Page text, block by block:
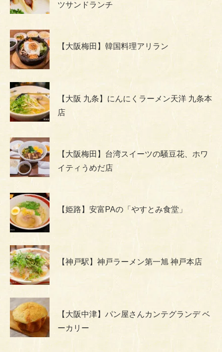
ツサンドランチ
【大阪梅田】韓国料理アリラン
【大阪 九条】にんにくラーメン天洋 九条本
店
【大阪梅田】台湾スイーツの騒豆花、ホワ
イティうめだ店
【姫路】安富PAの「やすとみ食堂」
【神戸駅】神戸ラーメン第一旭 神戸本店
【大阪中津】パン屋さんカンテグランデ ベ
ーカリー